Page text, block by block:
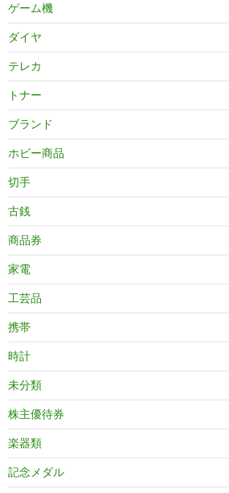
ゲーム機
ダイヤ
テレカ
トナー
ブランド
ホビー商品
切手
古銭
商品券
家電
工芸品
携帯
時計
未分類
株主優待券
楽器類
記念メダル